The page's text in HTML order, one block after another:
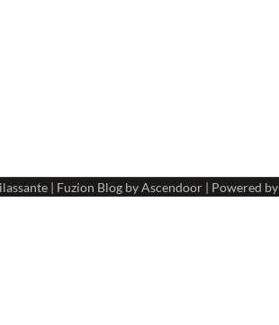
| Fuzion Blog byAscendoor | Powered by